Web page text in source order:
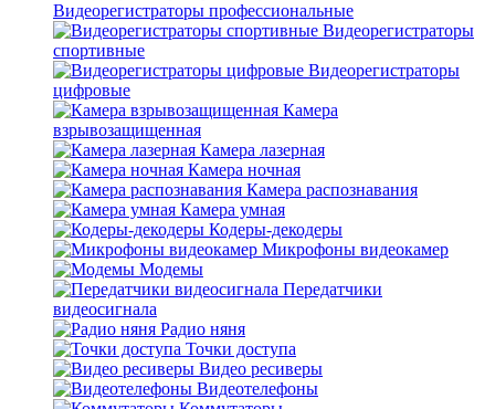
Видеорегистраторы профессиональные
Видеорегистраторы
спортивные
Видеорегистраторы
цифровые
Камера
взрывозащищенная
Камера лазерная
Камера ночная
Камера распознавания
Камера умная
Кодеры-декодеры
Микрофоны видеокамер
Модемы
Передатчики
видеосигнала
Радио няня
Точки доступа
Видео ресиверы
Видеотелефоны